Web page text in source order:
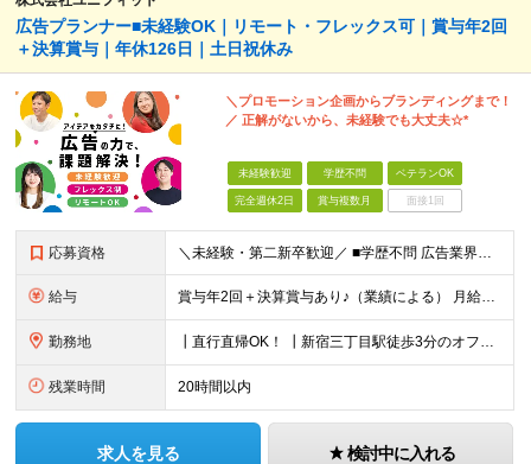
広告プランナー■未経験OK｜リモート・フレックス可｜賞与年2回
＋決算賞与｜年休126日｜土日祝休み
＼プロモーション企画からブランディングまで！
／ 正解がないから、未経験でも大丈夫☆*
未経験歓迎 学歴不問 ベテランOK
完全週休2日 賞与複数月 面接1回
応募資格 ＼未経験・第二新卒歓迎／ ■学歴不問 広告業界の知識や経験は一切不問。 未経験から活躍している先輩が多数在籍中です！ ＜こんな方にオススメです！＞ ◎広告・マーケティングの世界に興味がある ◎自
給与 賞与年2回＋決算賞与あり♪（業績による） 月給30万円～ ※上記月給額を目安として、経験や前職給与などを踏まえ、相談のうえ給与額が変動する可能性がございます。 ※試用期間中は賞与対象外となります。
勤務地 ┃直行直帰OK！ ┃新宿三丁目駅徒歩3分のオフィス ┃転勤なし 【本社】 東京都新宿区新宿5-13-9 太平洋不動産新宿ビル 2F ＼オフィスの雰囲気についてご紹介／ 落ち着いた色味でまとめられた
残業時間 20時間以内
求人を見る 検討中に入れる